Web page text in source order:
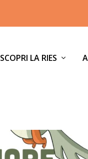
SCOPRI LA RIES